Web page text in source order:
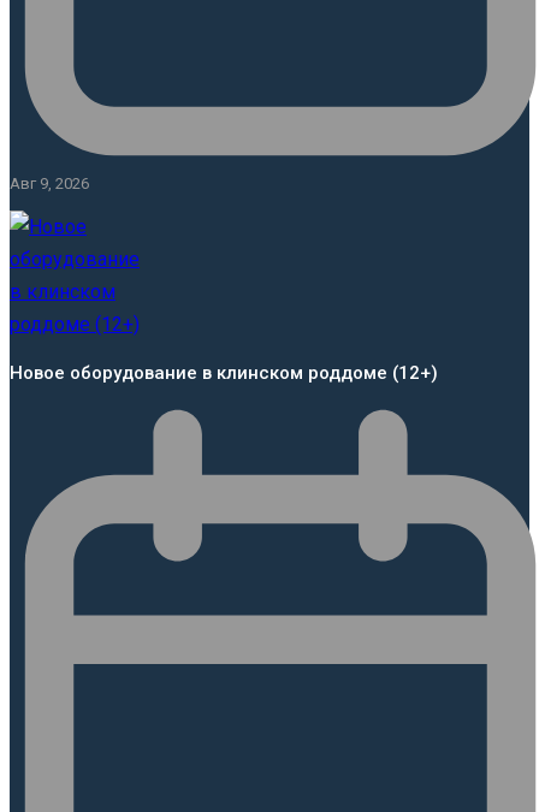
Авг 9, 2026
Новое оборудование в клинском роддоме (12+)